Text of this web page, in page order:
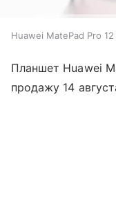
Huawei MatePad Pro
Планшет Huawei
продажу 14